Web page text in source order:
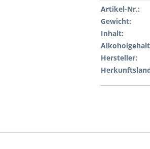
Artikel-Nr.:
Gewicht:
Inhalt:
Hersteller: